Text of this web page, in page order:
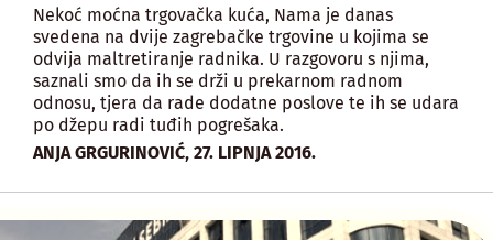
Nekoć moćna trgovačka kuća, Nama je danas
svedena na dvije zagrebačke trgovine u kojima se
odvija maltretiranje radnika. U razgovoru s njima,
saznali smo da ih se drži u prekarnom radnom
odnosu, tjera da rade dodatne poslove te ih se udara
po džepu radi tuđih pogrešaka.
ANJA GRGURINOVIĆ, 27. LIPNJA 2016.